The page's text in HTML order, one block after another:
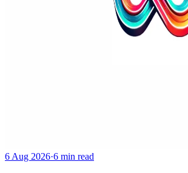
6 Aug 2026·6 min read